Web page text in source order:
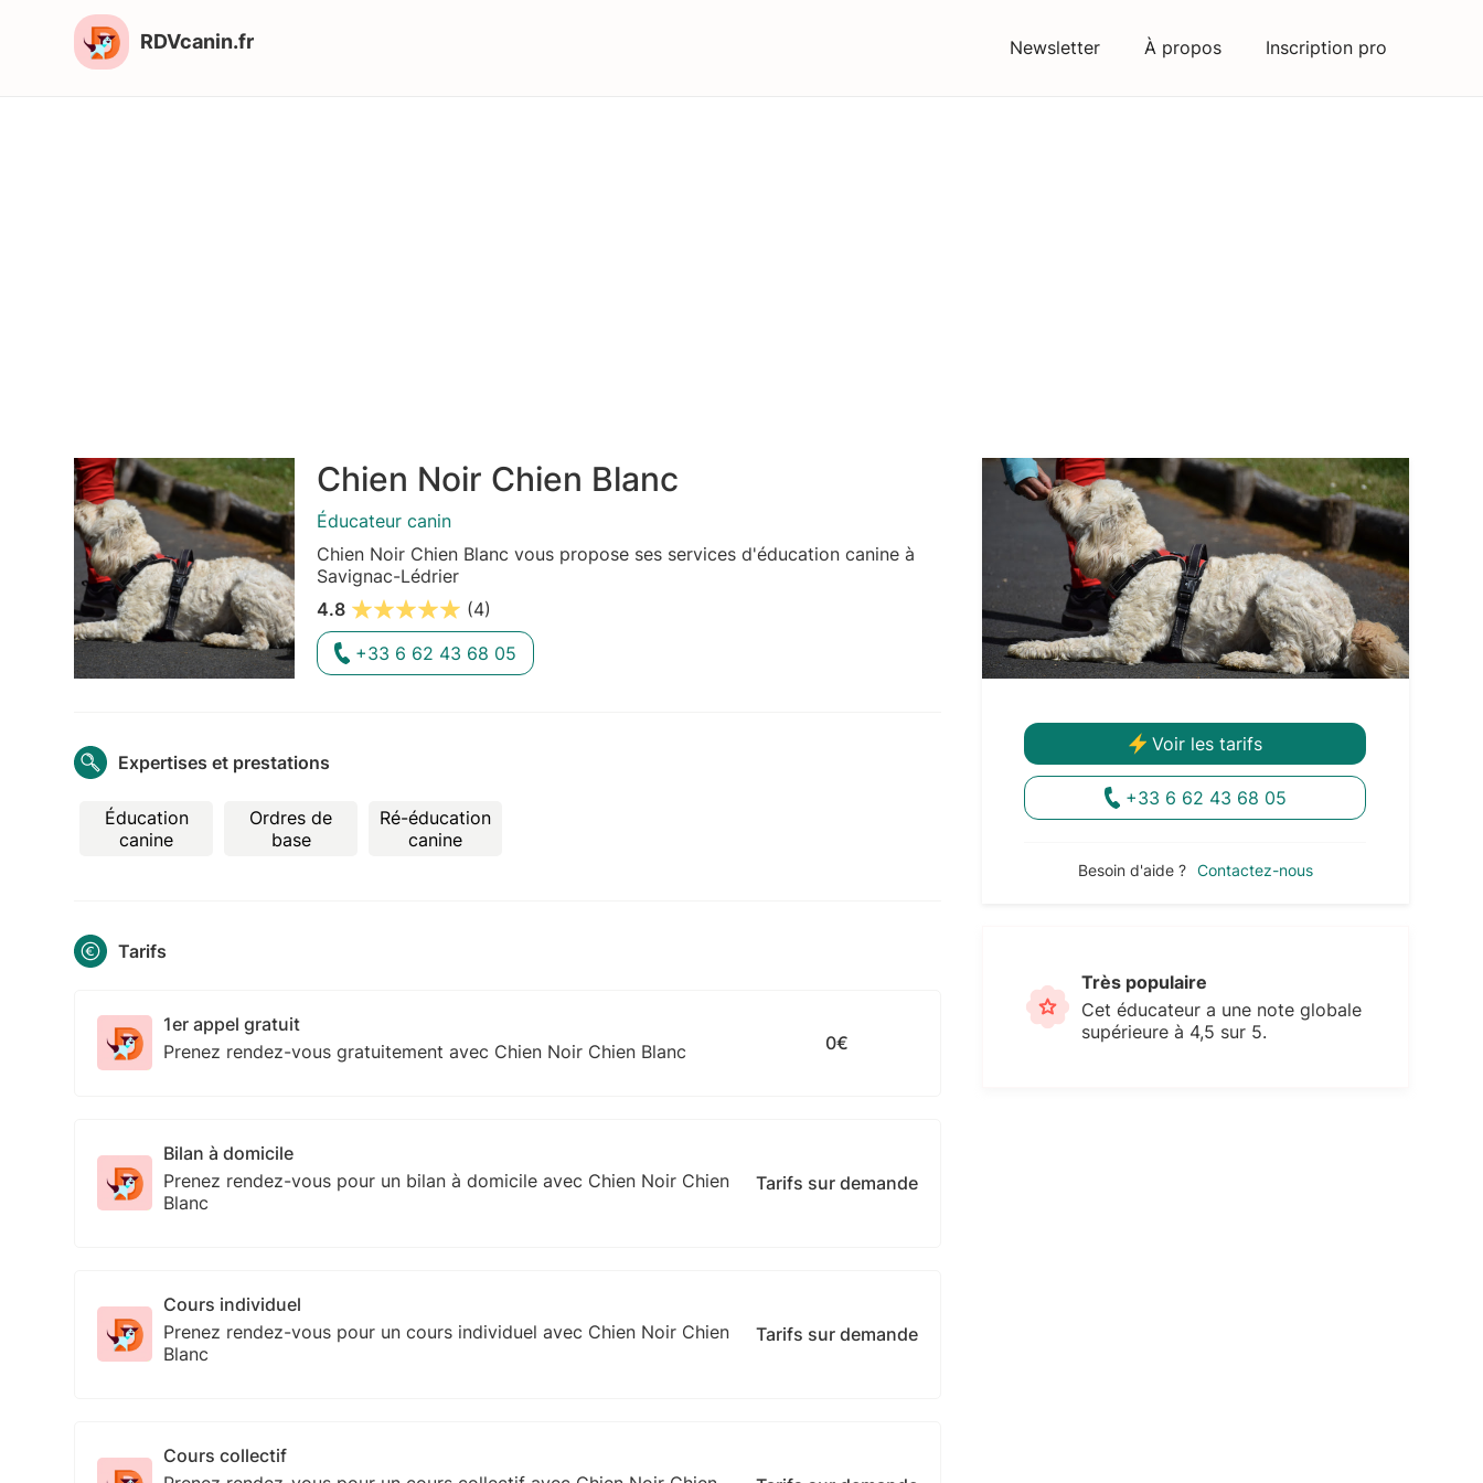
RDVcanin.fr Newsletter À propos Inscription pro
Chien Noir Chien Blanc
Éducateur canin
Chien Noir Chien Blanc vous propose ses services d'éducation canine à
Savignac-Lédrier
4.8
(4)
+33 6 62 43 68 05
Expertises et prestations
Éducation
canine
Ordres de
base
Ré-éducation
canine
Tarifs
1er appel gratuit
Prenez rendez-vous gratuitement avec Chien Noir Chien Blanc
0€
Bilan à domicile
Prenez rendez-vous pour un bilan à domicile avec Chien Noir Chien
Blanc
Tarifs sur demande
Cours individuel
Prenez rendez-vous pour un cours individuel avec Chien Noir Chien
Blanc
Tarifs sur demande
Cours collectif
Voir les tarifs
+33 6 62 43 68 05
Besoin d'aide ? Contactez-nous
Très populaire
Cet éducateur a une note globale
supérieure à 4,5 sur 5.